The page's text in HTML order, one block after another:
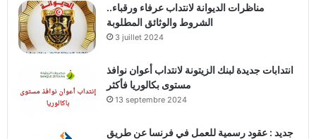
مناظرات الديوانة لانتداب عرفاء ورقباء..
الشروط والوثائق المطلوبة
3 juillet 2024
انتدابات جديدة لبنك الزيتونة لانتداب أعوان نوافذ
مستوى بكالوريا فأكثر
13 septembre 2024
جديد : عقود رسمية للعمل في فرنسا عن طريق